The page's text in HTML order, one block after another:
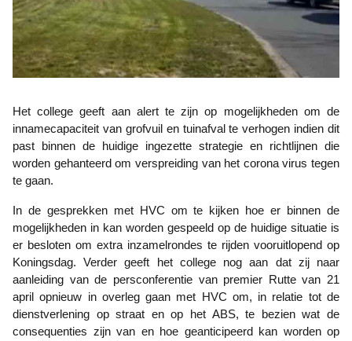
Het college geeft aan alert te zijn op mogelijkheden om de
inname­capaciteit van grofvuil en tuinafval te verhogen indien dit
past binnen de huidige ingezette strategie en richtlijnen die
worden gehanteerd om verspreiding van het corona virus tegen
te gaan.
In de gesprekken met HVC om te kijken hoe er binnen de
mogelijkheden in kan worden gespeeld op de huidige situatie is
er besloten om extra inzamelrondes te rijden vooruitlopend op
Koningsdag. Verder geeft het college nog aan dat zij naar
aanleiding van de persconferentie van premier Rutte van 21
april opnieuw in overleg gaan met HVC om, in relatie tot de
dienstverlening op straat en op het ABS, te bezien wat de
consequenties zijn van en hoe geanticipeerd kan worden op